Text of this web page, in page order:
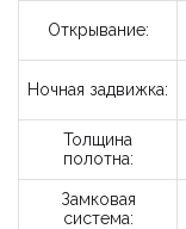
Открывание:
Ночная задвижка:
Толщина
полотна:
Замковая
система:
Укажите